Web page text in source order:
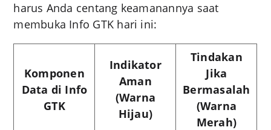
harus Anda centang keamanannya saat
membuka Info GTK hari ini:
Komponen
Data di Info
GTK
Indikator
Aman
(Warna
Hijau)
Tindakan
Jika
Bermasalah
(Warna
Merah)